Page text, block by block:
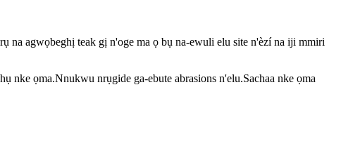
na agwọbeghị teak gị n'oge ma ọ bụ na-ewuli elu site n'èzí na iji mmiri
nke ọma.Nnukwu nrụgide ga-ebute abrasions n'elu.Sachaa nke ọma